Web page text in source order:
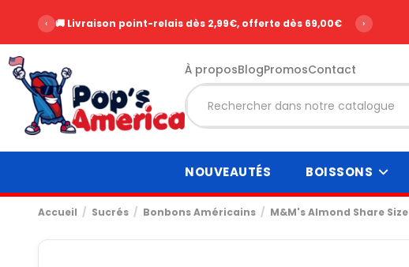
‹ 🚚 Livraison point-relais dès 2,99€, offerte dès 69,00€ ›
À proposBlogPromosContact
NOUVEAUTÉS BOISSONS
Accueil Sucrés Bonbons Américains M&M's Almond Share Size